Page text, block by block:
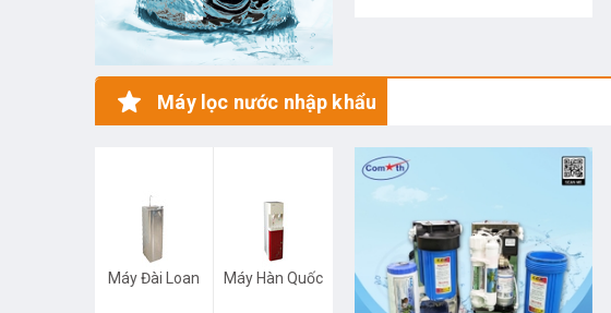
Máy lọc nước nhập khẩu
Máy Đài Loan Máy Hàn Quốc